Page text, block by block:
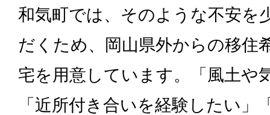
和気町では、そのような不安を
だくため、岡山県外からの移住
宅を用意しています。「風土や
「近所付き合いを経験したい」